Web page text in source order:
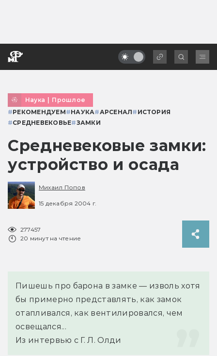
Наука | Прошлое
#РЕКОМЕНДУЕМ#НАУКА#АРСЕНАЛ# ИСТОРИЯ
#СРЕДНЕВЕКОВЬЕ#ЗАМКИ
Средневековые замки:
устройство и осада
Михаил Попов
15 декабря 2004 г.
277457
20 минут на чтение
Пишешь про барона в замке — изволь хотя
бы примерно представлять, как замок
отапливался, как вентилировался, чем
освещался...
Из интервью с Г. Л. Олди